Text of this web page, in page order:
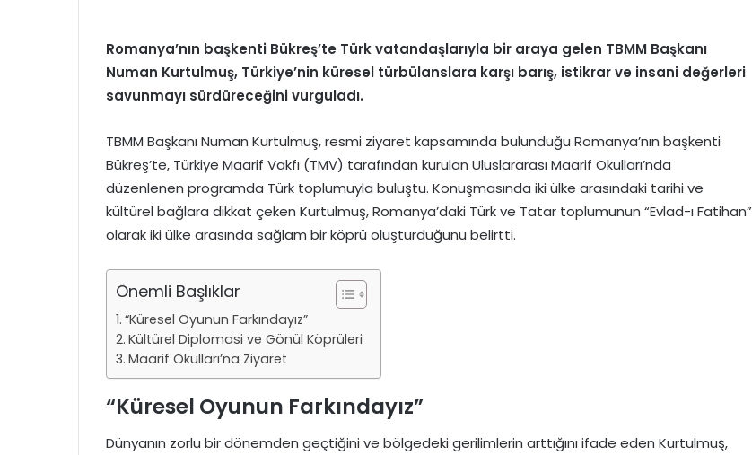
Romanya’nın başkenti Bükreş’te Türk vatandaşlarıyla bir araya gelen TBMM Başkanı
Numan Kurtulmuş, Türkiye’nin küresel türbülanslara karşı barış, istikrar ve insani değerleri
savunmayı sürdüreceğini vurguladı.
TBMM Başkanı Numan Kurtulmuş, resmi ziyaret kapsamında bulunduğu Romanya’nın başkenti
Bükreş’te, Türkiye Maarif Vakfı (TMV) tarafından kurulan Uluslararası Maarif Okulları’nda
düzenlenen programda Türk toplumuyla buluştu. Konuşmasında iki ülke arasındaki tarihi ve
kültürel bağlara dikkat çeken Kurtulmuş, Romanya’daki Türk ve Tatar toplumunun “Evlad-ı Fatihan”
olarak iki ülke arasında sağlam bir köprü oluşturduğunu belirtti.
Önemli Başlıklar
“Küresel Oyunun Farkındayız”
Kültürel Diplomasi ve Gönül Köprüleri
Maarif Okulları’na Ziyaret
“Küresel Oyunun Farkındayız”
Dünyanın zorlu bir dönemden geçtiğini ve bölgedeki gerilimlerin arttığını ifade eden Kurtulmuş,